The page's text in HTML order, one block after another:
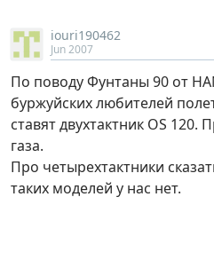
iouri190462
Jun 2007
По поводу Фунтаны 90 от
буржуйских любителей
ставят двухтактник OS
газа.
Про четырехтактники
таких моделей у нас нет.